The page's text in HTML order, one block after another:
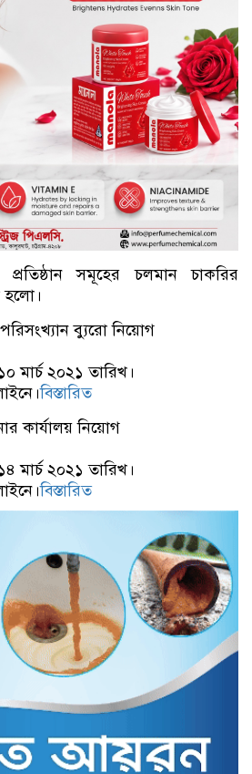
সমূহের চলমান চাকরির
হলো।
ব্যুরো নিয়োগ
মার্চ ২০২১ তারিখ।
বিস্তারিত
কার্যালয় নিয়োগ
মার্চ ২০২১ তারিখ।
বিস্তারিত